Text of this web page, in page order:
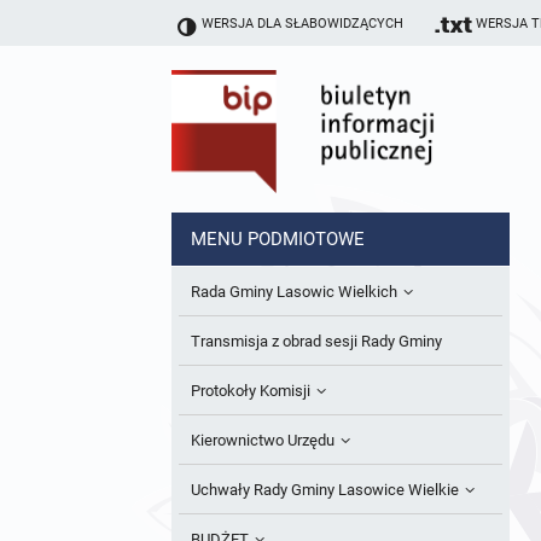
WERSJA DLA SŁABOWIDZĄCYCH WERSJA
MENU PODMIOTOWE
Rada Gminy Lasowic Wielkich
Sesje Rady Gminy
Skład Rady Gminy
Interpelacje i Zapytania Radnych
Komisje Rady Gminy i informacja o
Transmisja z obrad sesji Rady Gminy
Protokoły Komisji
Komisja Budżetu i Finansów
Komisja Oświatowa
Kierownictwo Urzędu
Wójt
Uchwały Rady Gminy Lasowice Wielkie